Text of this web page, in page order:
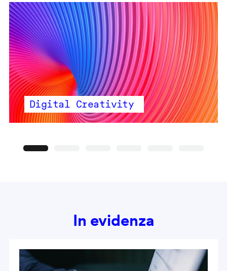
Digital Creativity
In evidenza